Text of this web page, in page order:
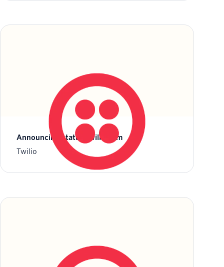
Announcing status.twilio.com
Twilio